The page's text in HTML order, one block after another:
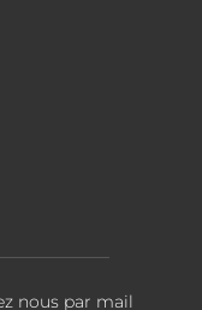
nous par mail